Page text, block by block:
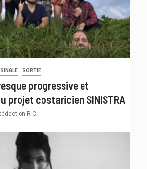
SINGLE SORTIE
progressive et
projet costaricien SINISTRA
R C